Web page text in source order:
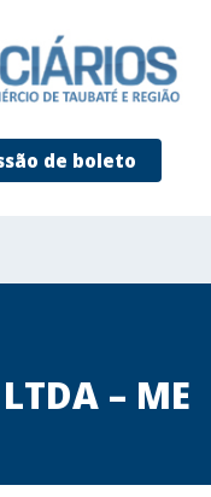
de boleto
– ME